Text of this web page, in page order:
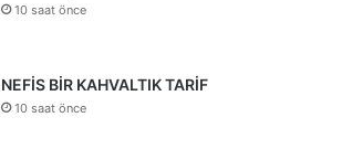
10 saat önce
NEFİS BİR KAHVALTIK TARİF
10 saat önce